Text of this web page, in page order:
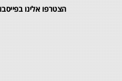
הצטרפו אלינו